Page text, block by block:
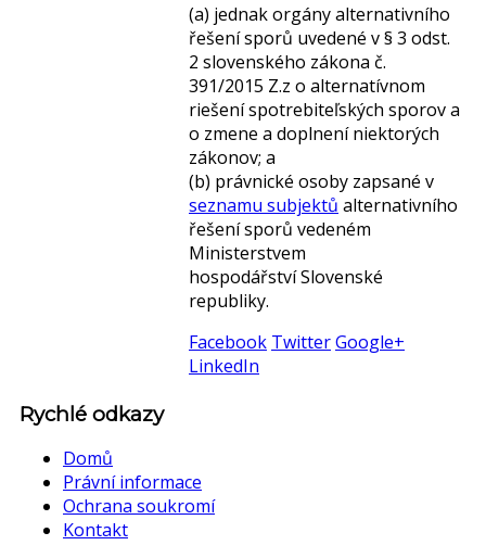
(a) jednak orgány alternativního
řešení sporů uvedené v § 3 odst.
2 slovenského zákona č.
391/2015 Z.z o alternatívnom
riešení spotrebiteľských sporov a
o zmene a doplnení niektorých
zákonov; a
(b) právnické osoby zapsané v
seznamu subjektů alternativního
řešení sporů vedeném
Ministerstvem
hospodářství Slovenské
republiky.
Facebook TwitterGoogle+
LinkedIn
Rychlé odkazy
Domů
Právní informace
Ochrana soukromí
Kontakt